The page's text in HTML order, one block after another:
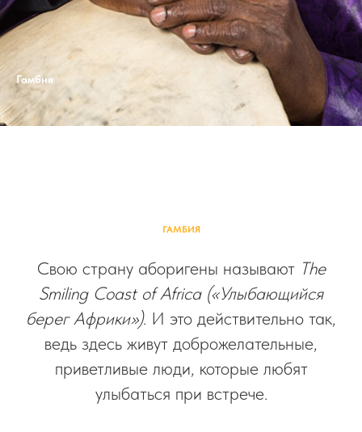
Гамбия
ГАМБИЯ
Свою страну аборигены называют The
Smiling Coast of Africa («Улыбающийся
берег Африки»). И это действительно так,
ведь здесь живут доброжелательные,
приветливые люди, которые любят
улыбаться при встрече.